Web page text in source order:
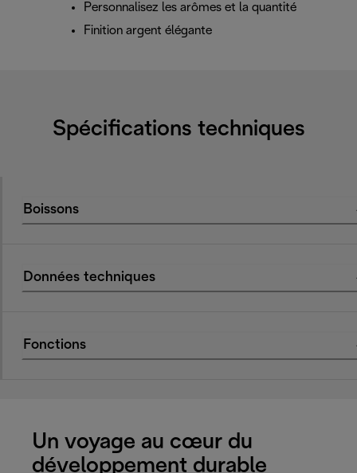
Personnalisez les arômes et la quantité
Finition argent élégante
Spécifications techniques
Boissons
Données techniques
Fonctions
Un voyage au cœur du
développement durable